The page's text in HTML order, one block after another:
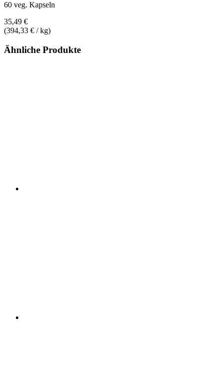
60 veg. Kapseln
35,49 €
(394,33 € / kg)
Ähnliche Produkte